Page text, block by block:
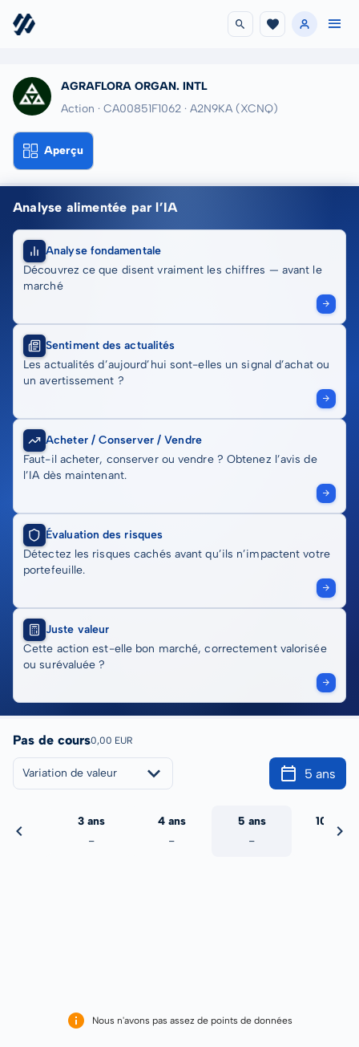
AGRAFLORA ORGAN. INTL
Action · CA00851F1062 · A2N9KA (XCNQ)
Aperçu
Analyse alimentée par l’IA
Analyse fondamentale
Découvrez ce que disent vraiment les chiffres — avant le
marché
Sentiment des actualités
Les actualités d’aujourd’hui sont-elles un signal d’achat ou
un avertissement ?
Acheter / Conserver / Vendre
Faut-il acheter, conserver ou vendre ? Obtenez l’avis de
l’IA dès maintenant.
Évaluation des risques
Détectez les risques cachés avant qu’ils n’impactent votre
portefeuille.
Juste valeur
Cette action est-elle bon marché, correctement valorisée
ou surévaluée ?
Pas de cours0,00 EUR
Variation de valeur 5 ans
3 ans
-
4 ans
-
5 ans
-
10 ans
Nous n'avons pas assez de points de données